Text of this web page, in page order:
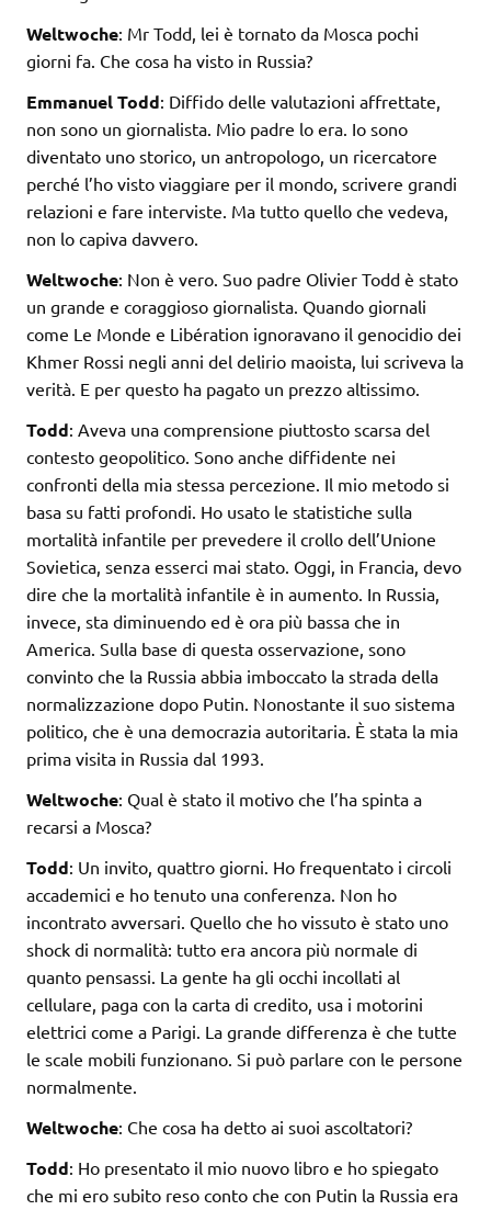
Weltwoche: Mr Todd, lei è tornato da Mosca pochi
giorni fa. Che cosa ha visto in Russia?
Emmanuel Todd: Diffido delle valutazioni affrettate,
non sono un giornalista. Mio padre lo era. Io sono
diventato uno storico, un antropologo, un ricercatore
perché l’ho visto viaggiare per il mondo, scrivere grandi
relazioni e fare interviste. Ma tutto quello che vedeva,
non lo capiva davvero.
Weltwoche: Non è vero. Suo padre Olivier Todd è stato
un grande e coraggioso giornalista. Quando giornali
come Le Monde e Libération ignoravano il genocidio dei
Khmer Rossi negli anni del delirio maoista, lui scriveva la
verità. E per questo ha pagato un prezzo altissimo.
Todd: Aveva una comprensione piuttosto scarsa del
contesto geopolitico. Sono anche diffidente nei
confronti della mia stessa percezione. Il mio metodo si
basa su fatti profondi. Ho usato le statistiche sulla
mortalità infantile per prevedere il crollo dell’Unione
Sovietica, senza esserci mai stato. Oggi, in Francia, devo
dire che la mortalità infantile è in aumento. In Russia,
invece, sta diminuendo ed è ora più bassa che in
America. Sulla base di questa osservazione, sono
convinto che la Russia abbia imboccato la strada della
normalizzazione dopo Putin. Nonostante il suo sistema
politico, che è una democrazia autoritaria. È stata la mia
prima visita in Russia dal 1993.
Weltwoche: Qual è stato il motivo che l’ha spinta a
recarsi a Mosca?
Todd: Un invito, quattro giorni. Ho frequentato i circoli
accademici e ho tenuto una conferenza. Non ho
incontrato avversari. Quello che ho vissuto è stato uno
shock di normalità: tutto era ancora più normale di
quanto pensassi. La gente ha gli occhi incollati al
cellulare, paga con la carta di credito, usa i motorini
elettrici come a Parigi. La grande differenza è che tutte
le scale mobili funzionano. Si può parlare con le persone
normalmente.
Weltwoche: Che cosa ha detto ai suoi ascoltatori?
Todd: Ho presentato il mio nuovo libro e ho spiegato
che mi ero subito reso conto che con Putin la Russia era